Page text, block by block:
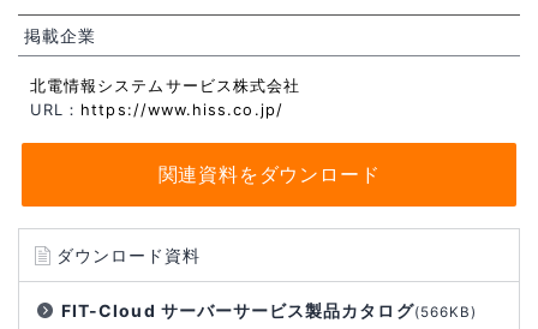
掲載企業
北電情報システムサービス株式会社
URL： https://www.hiss.co.jp/
関連資料をダウンロード
ダウンロード資料
FIT-Cloud サーバーサービス製品カタログ(566KB)